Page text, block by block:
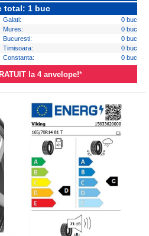
total: 1 buc
Galati:
0 buc
Mures:
0 buc
Bucuresti:
0 buc
Timisoara:
0 buc
Constanta: 0 buc
la 4 anvelope!*